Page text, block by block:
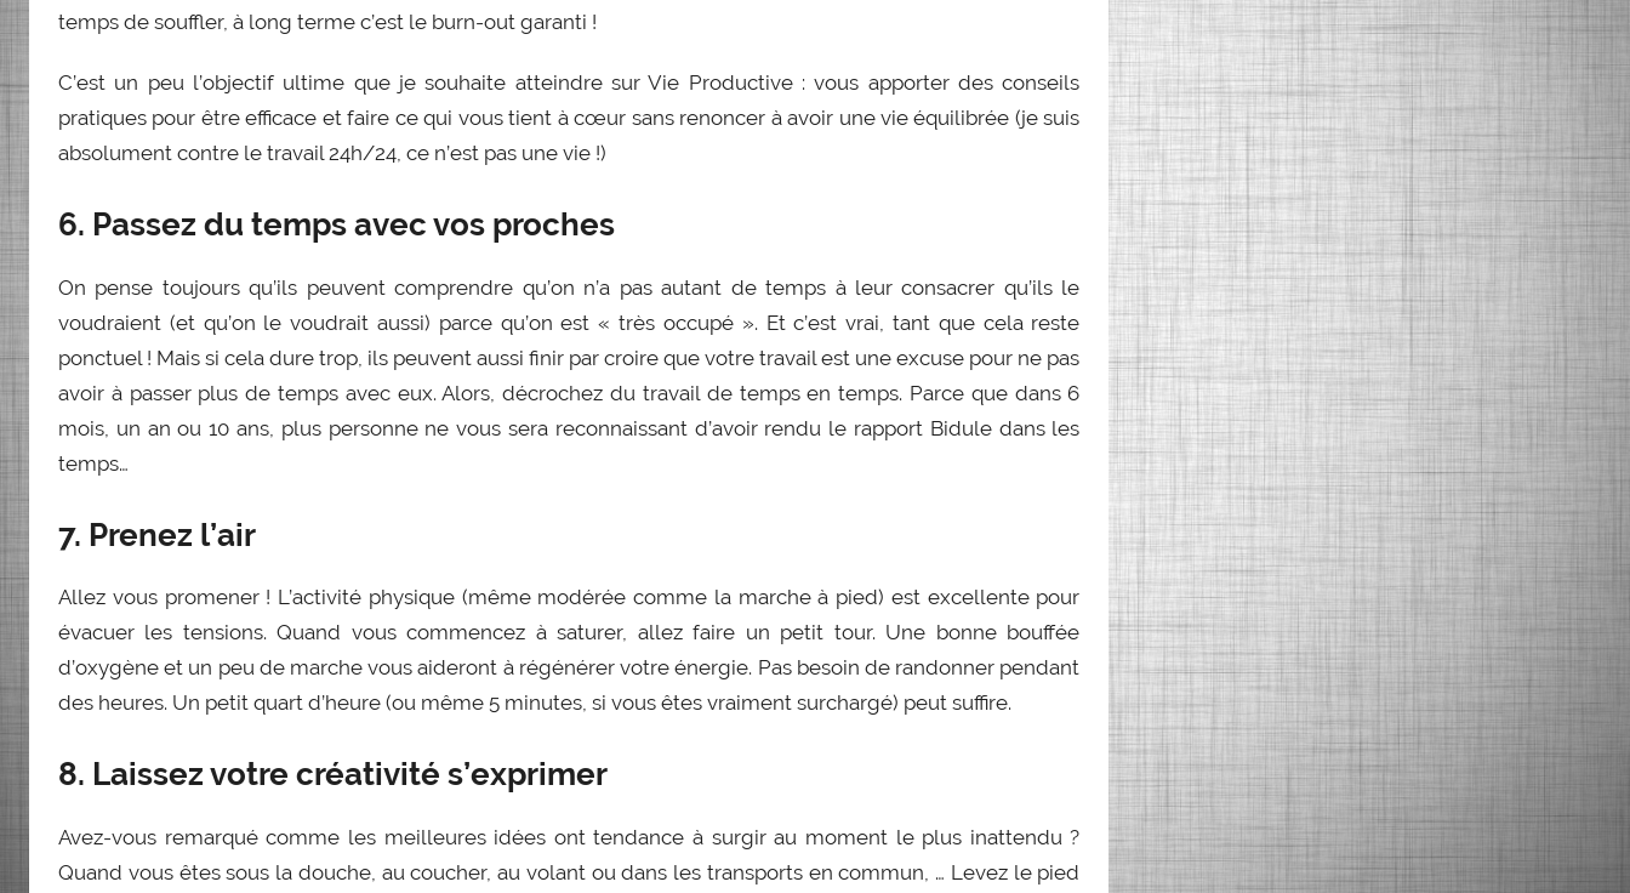
temps de souffler, à long terme c’est le burn-out garanti !
C’est un peu l’objectif ultime que je souhaite atteindre sur Vie Productive : vous apporter des conseils
pratiques pour être efficace et faire ce qui vous tient à cœur sans renoncer à avoir une vie équilibrée (je suis
absolument contre le travail 24h/24, ce n’est pas une vie !)
6. Passez du temps avec vos proches
On pense toujours qu’ils peuvent comprendre qu’on n’a pas autant de temps à leur consacrer qu’ils le
voudraient (et qu’on le voudrait aussi) parce qu’on est « très occupé ». Et c’est vrai, tant que cela reste
ponctuel ! Mais si cela dure trop, ils peuvent aussi finir par croire que votre travail est une excuse pour ne pas
avoir à passer plus de temps avec eux. Alors, décrochez du travail de temps en temps. Parce que dans 6
mois, un an ou 10 ans, plus personne ne vous sera reconnaissant d’avoir rendu le rapport Bidule dans les
temps…
7. Prenez l’air
Allez vous promener ! L’activité physique (même modérée comme la marche à pied) est excellente pour
évacuer les tensions. Quand vous commencez à saturer, allez faire un petit tour. Une bonne bouffée
d’oxygène et un peu de marche vous aideront à régénérer votre énergie. Pas besoin de randonner pendant
des heures. Un petit quart d’heure (ou même 5 minutes, si vous êtes vraiment surchargé) peut suffire.
8. Laissez votre créativité s’exprimer
Avez-vous remarqué comme les meilleures idées ont tendance à surgir au moment le plus inattendu ?
Quand vous êtes sous la douche, au coucher, au volant ou dans les transports en commun, … Levez le pied